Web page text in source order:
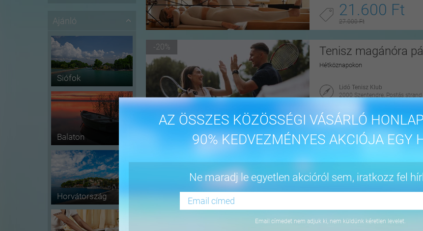
AZ ÖSSZES KÖZÖSSÉGI VÁSÁRLÓ
90% KEDVEZMÉNYES AKCIÓJA EGY
Ne maradj le egyetlen akcióról sem, iratkozz fel
Email címedet nem adjuk ki, nem küldünk kéretlen levelet.
Ajánló
Siófok
Balaton
Horvátország
21.600 Ft
27.000 Ft
-20% Tenisz magánóra
Hétköznapokon
Lidó Tenisz Klub
2000 Szentendre, Postás
10.800 Ft-
-37%
7 fokozatú ellenállással, 6
kijelzővel
Házhozszállítás